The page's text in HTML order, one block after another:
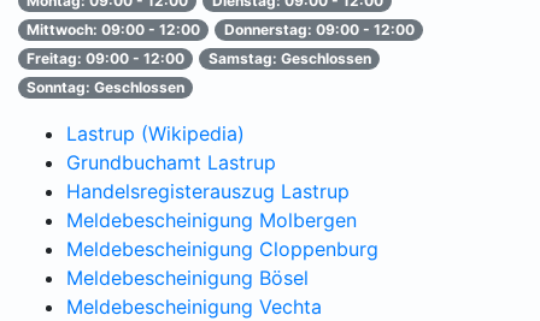
Mittwoch: 09:00 - 12:00
Donnerstag: 09:00 - 12:00
Freitag: 09:00 - 12:00
Samstag: Geschlossen
Sonntag: Geschlossen
Lastrup (Wikipedia)
Grundbuchamt Lastrup
Handelsregisterauszug Lastrup
Meldebescheinigung Molbergen
Meldebescheinigung Cloppenburg
Meldebescheinigung Bösel
Meldebescheinigung Vechta